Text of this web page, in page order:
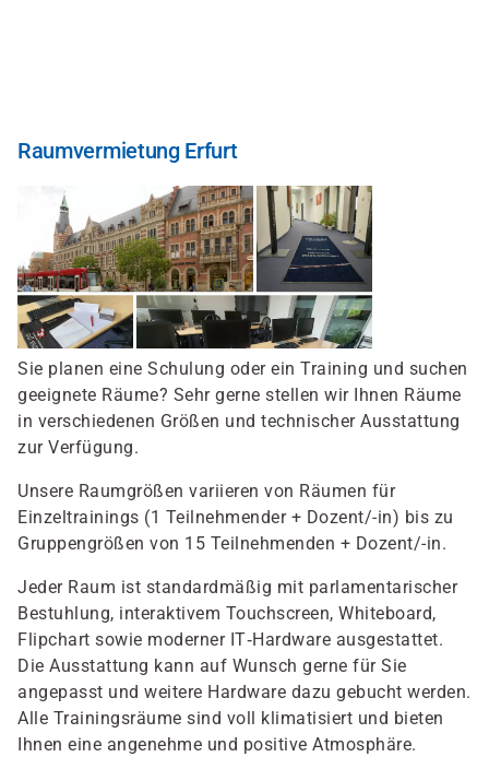
Raumvermietung Erfurt
Sie planen eine Schulung oder ein Training und suchen
geeignete Räume? Sehr gerne stellen wir Ihnen Räume
in verschiedenen Größen und technischer Ausstattung
zur Verfügung.
Unsere Raumgrößen variieren von Räumen für
Einzeltrainings (1 Teilnehmender + Dozent/-in) bis zu
Gruppengrößen von 15 Teilnehmenden + Dozent/-in.
Jeder Raum ist standardmäßig mit parlamentarischer
Bestuhlung, interaktivem Touchscreen, Whiteboard,
Flipchart sowie moderner IT‑Hardware ausgestattet.
Die Ausstattung kann auf Wunsch gerne für Sie
angepasst und weitere Hardware dazu gebucht werden.
Alle Trainingsräume sind voll klimatisiert und bieten
Ihnen eine angenehme und positive Atmosphäre.